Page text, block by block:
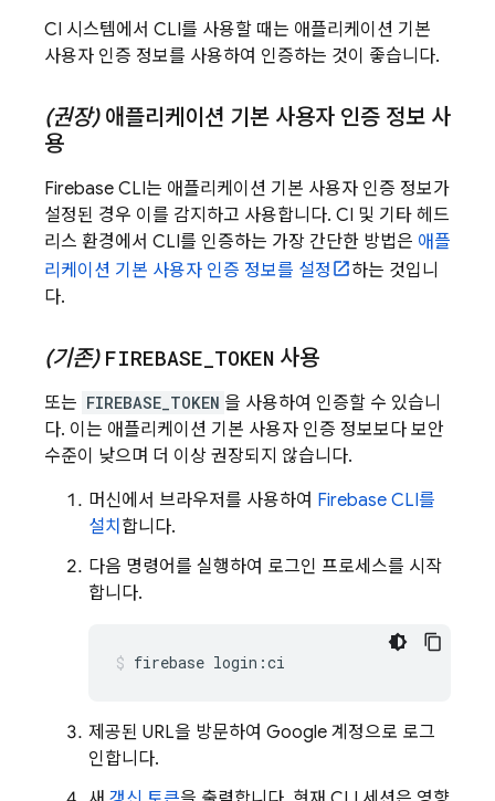
CI 시스템에서 CLI를 사용할 때는 애플리케이션 기본
사용자 인증 정보를 사용하여 인증하는 것이 좋습니다.
(권장)애플리케이션 기본 사용자 인증 정보 사
용
Firebase CLI는 애플리케이션 기본 사용자 인증 정보가
설정된 경우 이를 감지하고 사용합니다. CI 및 기타 헤드
리스 환경에서 CLI를 인증하는 가장 간단한 방법은 애플
리케이션 기본 사용자 인증 정보를 설정
하는 것입니
다.
(기존) FIREBASE TOKEN 사용
또는 FIREBASE_TOKEN 을 사용하여 인증할 수 있습니
다. 이는 애플리케이션 기본 사용자 인증 정보보다 보안
수준이 낮으며 더 이상 권장되지 않습니다.
머신에서 브라우저를 사용하여 Firebase CLI를
설치 합니다.
다음 명령어를 실행하여 로그인 프로세스를 시작
합니다.
firebase login:ci
제공된 URL을 방문하여 Google 계정으로 로그
인합니다.